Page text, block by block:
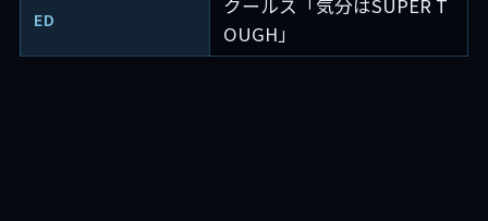
ED
クールス「気分はSUPER T
OUGH」